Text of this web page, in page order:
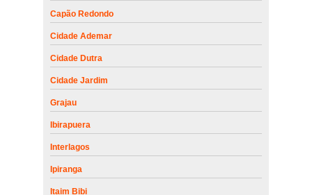
Capão Redondo
Cidade Ademar
Cidade Dutra
Cidade Jardim
Grajau
Ibirapuera
Interlagos
Ipiranga
Itaim Bibi